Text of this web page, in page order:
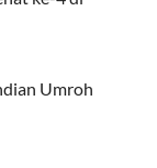
Umroh